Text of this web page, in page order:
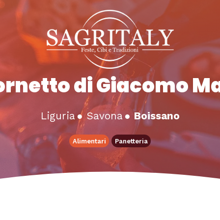
di Giacomo
Liguria ●Savona ● Boissano
Alimentari Panetteria